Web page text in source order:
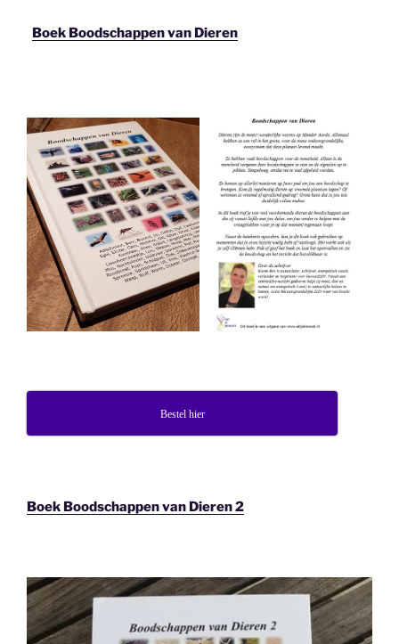
Boek Boodschappen van Dieren
Bestel hier
Boek Boodschappen van Dieren 2